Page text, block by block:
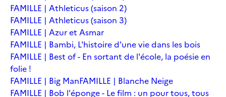
FAMILLE | Athleticus (saison 2)
FAMILLE | Athleticus (saison 3)
FAMILLE | Azur et Asmar
FAMILLE | Bambi, L'histoire d'une vie dans les bois
FAMILLE | Best of - En sortant de l'école, la poésie en
folie !
FAMILLE | Big ManFAMILLE | Blanche Neige
FAMILLE | Bob l'éponge - Le film : un pour tous, tous